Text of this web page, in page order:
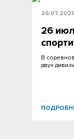
26
В
двух